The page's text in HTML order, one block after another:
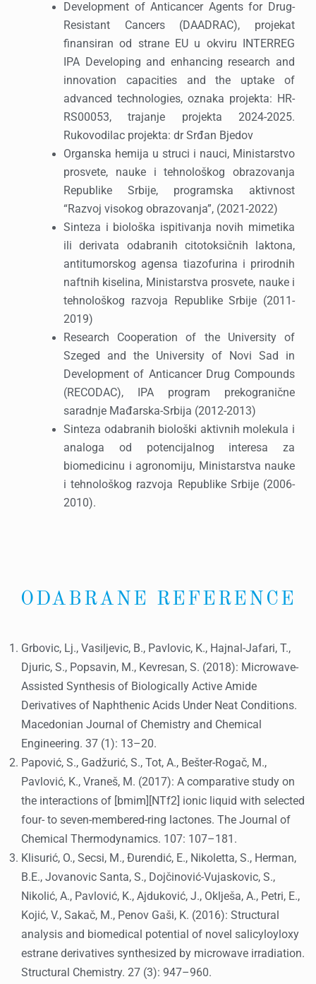
Development of Anticancer Agents for Drug-
Resistant Cancers (DAADRAC), projekat
finansiran od strane EU u okviru INTERREG
IPA Developing and enhancing research and
innovation capacities and the uptake of
advanced technologies, oznaka projekta: HR-
RS00053, trajanje projekta 2024-2025.
Rukovodilac projekta: dr Srđan Bjedov
Organska hemija u struci i nauci, Ministarstvo
prosvete, nauke i tehnološkog obrazovanja
Republike Srbije, programska aktivnost
“Razvoj visokog obrazovanja”, (2021-2022)
Sinteza i biološka ispitivanja novih mimetika
ili derivata odabranih citotoksičnih laktona,
antitumorskog agensa tiazofurina i prirodnih
naftnih kiselina, Ministarstva prosvete, nauke i
tehnološkog razvoja Republike Srbije (2011-
2019)
Research Cooperation of the University of
Szeged and the University of Novi Sad in
Development of Anticancer Drug Compounds
(RECODAC), IPA program prekogranične
saradnje Mađarska-Srbija (2012-2013)
Sinteza odabranih biološki aktivnih molekula i
analoga od potencijalnog interesa za
biomedicinu i agronomiju, Ministarstva nauke
i tehnološkog razvoja Republike Srbije (2006-
2010).
ODABRANE REFERENCE
Grbovic, Lj., Vasiljevic, B., Pavlovic, K., Hajnal-Jafari, T.,
Djuric, S., Popsavin, M., Kevresan, S. (2018): Microwave-
Assisted Synthesis of Biologically Active Amide
Derivatives of Naphthenic Acids Under Neat Conditions.
Macedonian Journal of Chemistry and Chemical
Engineering. 37 (1): 13–20.
Papović, S., Gadžurić, S., Tot, A., Bešter-Rogač, M.,
Pavlović, K., Vraneš, M. (2017): A comparative study on
the interactions of [bmim][NTf2] ionic liquid with selected
four- to seven-membered-ring lactones. The Journal of
Chemical Thermodynamics. 107: 107–181.
Klisurić, O., Secsi, M., Đurendić, E., Nikoletta, S., Herman,
B.E., Jovanovic Santa, S., Dojčinović-Vujaskovic, S.,
Nikolić, A., Pavlović, K., Ajduković, J., Oklješa, A., Petri, E.,
Kojić, V., Sakač, M., Penov Gaši, K. (2016): Structural
analysis and biomedical potential of novel salicyloyloxy
estrane derivatives synthesized by microwave irradiation.
Structural Chemistry. 27 (3): 947–960.